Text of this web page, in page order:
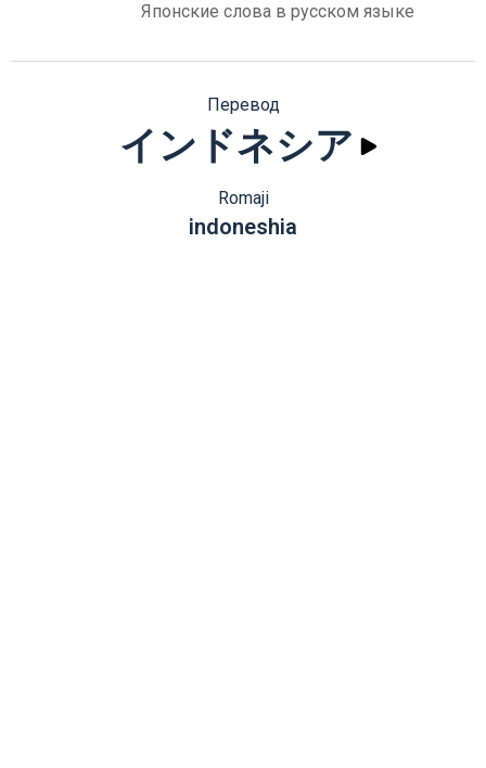
Японские слова в русском языке
Перевод
インドネシア
Romaji
indoneshia